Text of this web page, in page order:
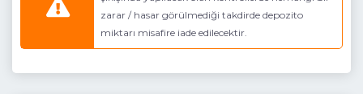
Detayları : Özel yüzme havuzu
Havuz Ebatları
zarar / hasar görülmediği takdirde depozito
miktarı misafire iade edilecektir.